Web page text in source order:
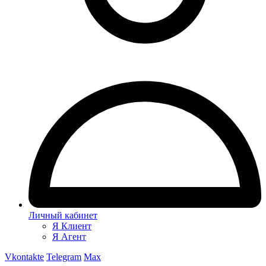
Личный кабинет
Я Клиент
Я Агент
Vkontakte Telegram Max